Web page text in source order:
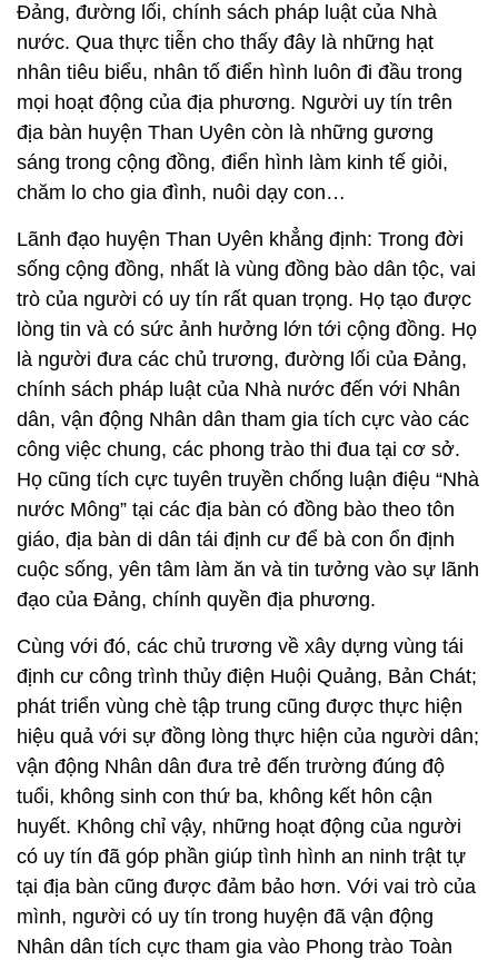
Đảng, đường lối, chính sách pháp luật của Nhà
nước. Qua thực tiễn cho thấy đây là những hạt
nhân tiêu biểu, nhân tố điển hình luôn đi đầu trong
mọi hoạt động của địa phương. Người uy tín trên
địa bàn huyện Than Uyên còn là những gương
sáng trong cộng đồng, điển hình làm kinh tế giỏi,
chăm lo cho gia đình, nuôi dạy con…
Lãnh đạo huyện Than Uyên khẳng định: Trong đời
sống cộng đồng, nhất là vùng đồng bào dân tộc, vai
trò của người có uy tín rất quan trọng. Họ tạo được
lòng tin và có sức ảnh hưởng lớn tới cộng đồng. Họ
là người đưa các chủ trương, đường lối của Đảng,
chính sách pháp luật của Nhà nước đến với Nhân
dân, vận động Nhân dân tham gia tích cực vào các
công việc chung, các phong trào thi đua tại cơ sở.
Họ cũng tích cực tuyên truyền chống luận điệu “Nhà
nước Mông” tại các địa bàn có đồng bào theo tôn
giáo, địa bàn di dân tái định cư để bà con ổn định
cuộc sống, yên tâm làm ăn và tin tưởng vào sự lãnh
đạo của Đảng, chính quyền địa phương.
Cùng với đó, các chủ trương về xây dựng vùng tái
định cư công trình thủy điện Huội Quảng, Bản Chát;
phát triển vùng chè tập trung cũng được thực hiện
hiệu quả với sự đồng lòng thực hiện của người dân;
vận động Nhân dân đưa trẻ đến trường đúng độ
tuổi, không sinh con thứ ba, không kết hôn cận
huyết. Không chỉ vậy, những hoạt động của người
có uy tín đã góp phần giúp tình hình an ninh trật tự
tại địa bàn cũng được đảm bảo hơn. Với vai trò của
mình, người có uy tín trong huyện đã vận động
Nhân dân tích cực tham gia vào Phong trào Toàn